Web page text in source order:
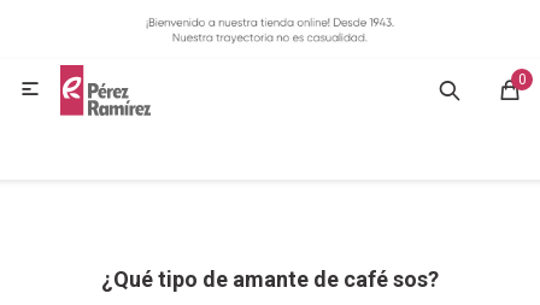
0

¿Qué tipo de amante de café sos?
GASTRONOMÍA